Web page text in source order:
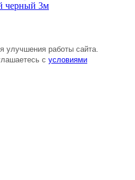
черный 3м
работы сайта.
с условиями